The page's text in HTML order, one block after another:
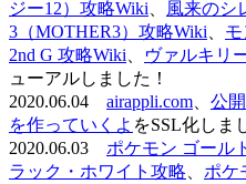
ジー12）攻略Wiki
風来のシ
3（MOTHER3）攻略Wiki
2nd G 攻略Wiki
ヴァルキリ
ューアルしました！
2020.06.04 airappli.com
公
を作っていくよ をSSL化しま
2020.06.03 ポケモン ゴール
ラック・ホワイト攻略
ポケ